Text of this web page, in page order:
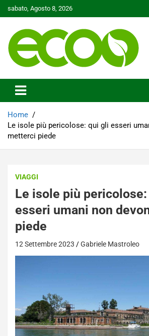
to
sabato, Agosto 8, 2026
Ecoo.it
Home
Le isole più pericolose: qui gli esseri
metterci piede
VIAGGI
Le isole più
esseri umani non
piede
12 Settembre 2023 Gabriele Mastroleo